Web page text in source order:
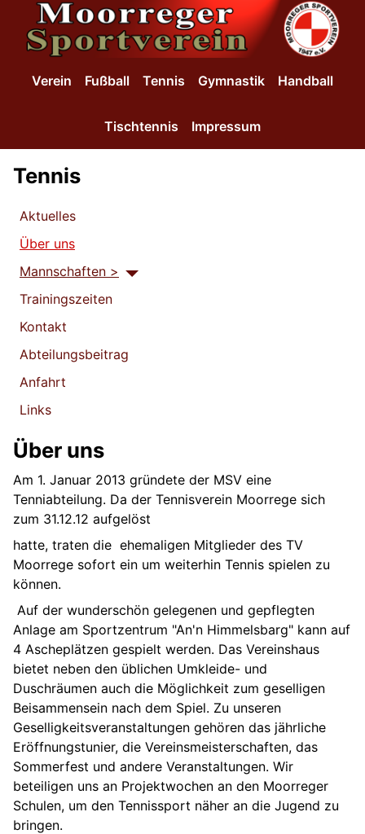
SKIP TO MAIN CONTENT
Verein Fußball Tennis Gymnastik Handball
Tischtennis Impressum
Tennis
Aktuelles
Über uns
Mannschaften >
Trainingszeiten
Kontakt
Abteilungsbeitrag
Anfahrt
Links
Über uns
Am 1. Januar 2013 gründete der MSV eine
Tenniabteilung. Da der Tennisverein Moorrege sich
zum 31.12.12 aufgelöst
hatte, traten die ehemaligen Mitglieder des TV
Moorrege sofort ein um weiterhin Tennis spielen zu
können.
Auf der wunderschön gelegenen und gepflegten
Anlage am Sportzentrum "An'n Himmelsbarg" kann auf
4 Ascheplätzen gespielt werden. Das Vereinshaus
bietet neben den üblichen Umkleide- und
Duschräumen auch die Möglichkeit zum geselligen
Beisammensein nach dem Spiel. Zu unseren
Geselligkeitsveranstaltungen gehören das jährliche
Eröffnungstunier, die Vereinsmeisterschaften, das
Sommerfest und andere Veranstaltungen. Wir
beteiligen uns an Projektwochen an den Moorreger
Schulen, um den Tennissport näher an die Jugend zu
bringen.